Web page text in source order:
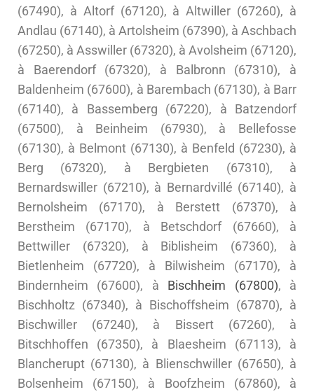
(67490), à Altorf (67120), à Altwiller (67260), à
Andlau (67140), à Artolsheim (67390), à Aschbach
(67250), à Asswiller (67320), à Avolsheim (67120),
à Baerendorf (67320), à Balbronn (67310), à
Baldenheim (67600), à Barembach (67130), à Barr
(67140), à Bassemberg (67220), à Batzendorf
(67500), à Beinheim (67930), à Bellefosse
(67130), à Belmont (67130), à Benfeld (67230), à
Berg (67320), à Bergbieten (67310), à
Bernardswiller (67210), à Bernardvillé (67140), à
Bernolsheim (67170), à Berstett (67370), à
Berstheim (67170), à Betschdorf (67660), à
Bettwiller (67320), à Biblisheim (67360), à
Bietlenheim (67720), à Bilwisheim (67170), à
Bindernheim (67600), à Bischheim (67800), à
Bischholtz (67340), à Bischoffsheim (67870), à
Bischwiller (67240), à Bissert (67260), à
Bitschhoffen (67350), à Blaesheim (67113), à
Blancherupt (67130), à Blienschwiller (67650), à
Bolsenheim (67150), à Boofzheim (67860), à